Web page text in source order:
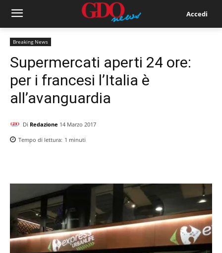
Accedi
Breaking News
Supermercati aperti 24 ore:
per i francesi l’Italia è
all’avanguardia
Di Redazione 14 Marzo 2017
Tempo di lettura: 1 minuti